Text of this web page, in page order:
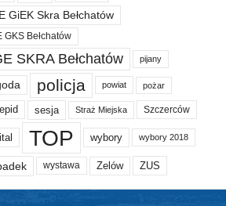
GiEK Skra Bełchatów
GKS Bełchatów
SKRA Bełchatów pijany
policja powiat pożar
sesja Straż Miejska Szczerców
TOP wybory wybory 2018
wystawa Zelów ZUS